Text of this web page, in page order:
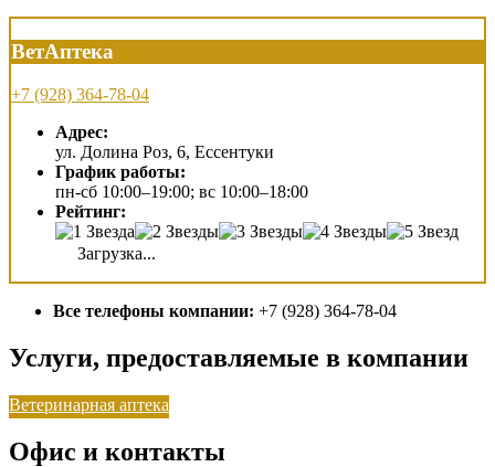
ВетАптека
+7 (928) 364-78-04
Адрес:
ул. Долина Роз, 6, Ессентуки
График работы:
пн-сб 10:00–19:00; вс 10:00–18:00
Рейтинг:
Загрузка...
Все телефоны компании: +7 (928) 364-78-04
Услуги, предоставляемые в компании
Ветеринарная аптека
Офис и контакты